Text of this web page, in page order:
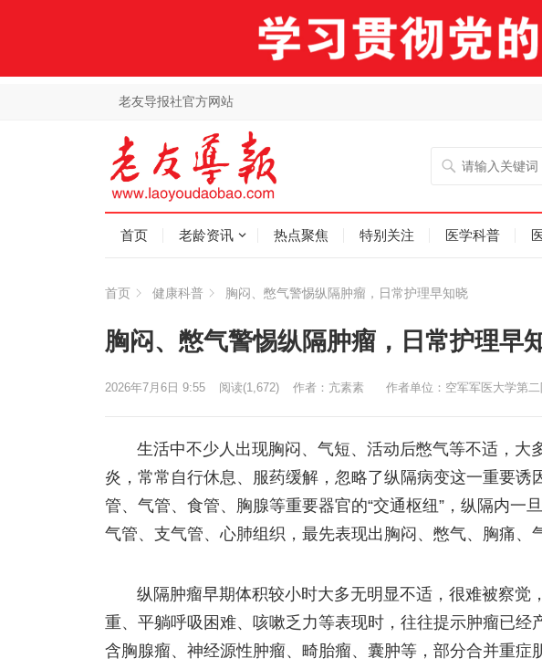
老友导报社官方网站
首页 老龄资讯 热点聚焦 特别关注 医学科普
首页 健康科普 胸闷、憋气警惕纵隔肿瘤，日常护理早知晓
胸闷、憋气警惕纵隔肿瘤，日常护理早
作者：亢素素 作者单位：空军军医大学第
2026年7月6日 9:55 阅读(1,672)
生活中不少人出现胸闷、气短、活动后憋气等不适，大
炎，常常自行休息、服药缓解，忽略了纵隔病变这一重要诱
管、气管、食管、胸腺等重要器官的“交通枢纽”，纵隔内一
气管、支气管、心肺组织，最先表现出胸闷、憋气、胸痛、
纵隔肿瘤早期体积较小时大多无明显不适，很难被察觉
重、平躺呼吸困难、咳嗽乏力等表现时，往往提示肿瘤已经
含胸腺瘤、神经源性肿瘤、畸胎瘤、囊肿等，部分合并重症